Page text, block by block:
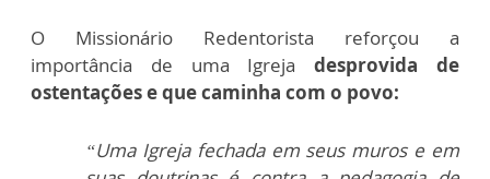
O Missionário Redentorista reforçou a
importância de uma Igrejadesprovida de
ostentações e que caminha com o povo:
“Uma Igreja fechada em seus muros e em